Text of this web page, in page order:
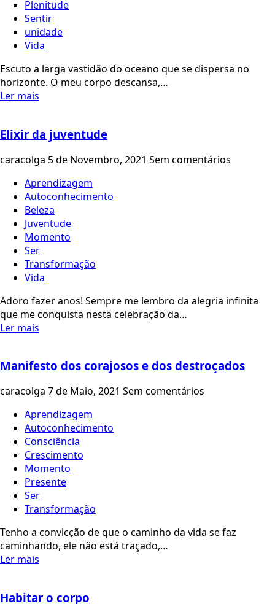
Plenitude
Sentir
unidade
Vida
Escuto a larga vastidão do oceano que se dispersa no
horizonte. O meu corpo descansa,…
Ler mais
Elixir da juventude
caracolga 5 de Novembro, 2021 Sem comentários
Aprendizagem
Autoconhecimento
Beleza
Juventude
Momento
Ser
Transformação
Vida
Adoro fazer anos! Sempre me lembro da alegria infinita
que me conquista nesta celebração da…
Ler mais
Manifesto dos corajosos e dos destroçados
caracolga 7 de Maio, 2021 Sem comentários
Aprendizagem
Autoconhecimento
Consciência
Crescimento
Momento
Presente
Ser
Transformação
Tenho a convicção de que o caminho da vida se faz
caminhando, ele não está traçado,…
Ler mais
Habitar o corpo